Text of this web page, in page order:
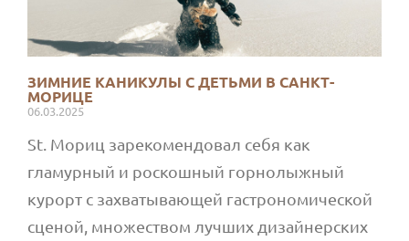
ЗИМНИЕ КАНИКУЛЫ С ДЕТЬМИ В САНКТ-
МОРИЦЕ
06.03.2025
St. Мориц зарекомендовал себя как
гламурный и роскошный горнолыжный
курорт с захватывающей гастрономической
сценой, множеством лучших дизайнерских